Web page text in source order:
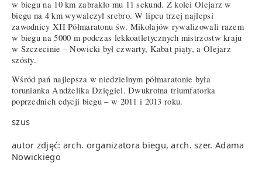
w biegu na 10 km zabrakło mu 11 sekund. Z kolei Olejarz w
biegu na 4 km wywalczył srebro. W lipcu trzej najlepsi
zawodnicy XII Półmaratonu św. Mikołajów rywalizowali razem
w biegu na 5000 m podczas lekkoatletycznych mistrzostw kraju
w Szczecinie – Nowicki był czwarty, Kabat piąty, a Olejarz
szósty.
Wśród pań najlepsza w niedzielnym półmaratonie była
torunianka Andżelika Dzięgiel. Dwukrotna triumfatorka
poprzednich edycji biegu – w 2011 i 2013 roku.
szus
autor zdjęć: arch. organizatora biegu, arch. szer. Adama
Nowickiego